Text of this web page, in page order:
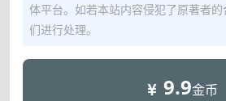
体平台。如若本站内容侵犯了原著者
们进行处理。
9.9金币